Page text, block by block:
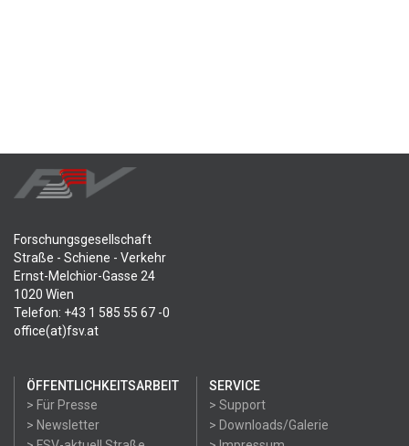
Forschungsgesellschaft
Straße - Schiene - Verkehr
Ernst-Melchior-Gasse 24
1020 Wien
Telefon: +43 1 585 55 67 -0
office(at)fsv.at
ÖFFENTLICHKEITSARBEIT
> Für Presse
> Newsletter
SERVICE
> Support
> Downloads/Galerie